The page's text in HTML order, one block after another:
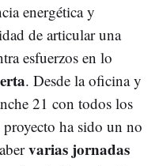
energética y
de articular una
esfuerzos en lo
. Desde la oficina y
21 con todos los
ha sido un no
varias jornadas